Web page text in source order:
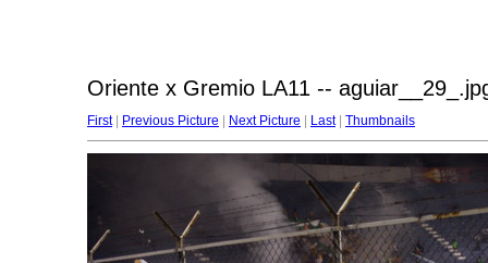
Oriente x Gremio LA11 --
First| Previous Picture Next Picture Last| Thumbnails